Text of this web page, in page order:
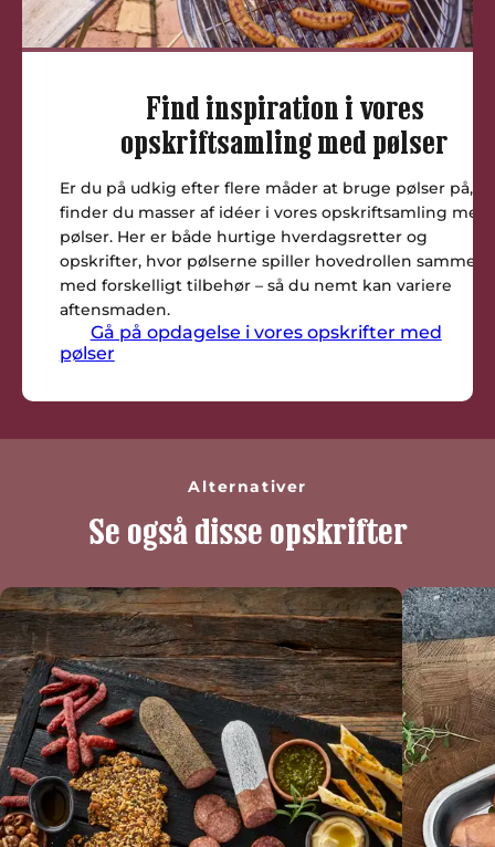
Find inspiration i vores
opskriftsamling med pølser
Er du på udkig efter flere måder at bruge pølser på,
finder du masser af idéer i vores opskriftsamling med
pølser. Her er både hurtige hverdagsretter og
opskrifter, hvor pølserne spiller hovedrollen sammen
med forskelligt tilbehør – så du nemt kan variere
aftensmaden.
Gå på opdagelse i vores opskrifter med
pølser
Alternativer
Se også disse opskrifter